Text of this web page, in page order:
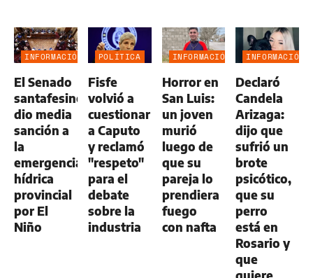
INFORMACIÓN
El Senado
santafesino
dio media
sanción a
la
emergencia
hídrica
provincial
por El
Niño
POLÍTICA
Fisfe
volvió a
cuestionar
a Caputo
y reclamó
"respeto"
para el
debate
sobre la
industria
INFORMACIÓN
Horror en
San Luis:
un joven
murió
luego de
que su
pareja lo
prendiera
fuego
con nafta
INFORMACIÓN
Declaró
Candela
Arizaga:
dijo que
sufrió un
brote
psicótico,
que su
perro
está en
Rosario y
que
quiere